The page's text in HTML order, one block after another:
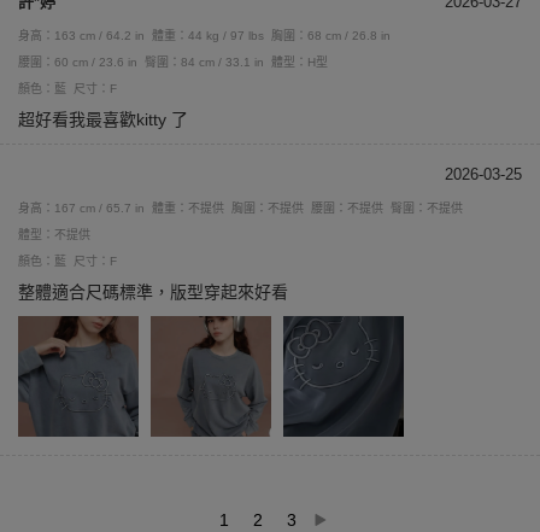
身高：163 cm / 64.2 in 體重：44 kg / 97 lbs
胸圍：68 cm / 26.8 in
腰圍：60 cm / 23.6 in
臀圍：84 cm / 33.1 in
體型：H型
顏色：藍
尺寸：F
超好看我最喜歡kitty 了
2026-03-25
身高：167 cm / 65.7 in 體重：不提供 胸圍：不提供 腰圍：不提供
臀圍：不提供
體型：不提供
顏色：藍
尺寸：F
整體適合尺碼標準，版型穿起來好看
1 2 3